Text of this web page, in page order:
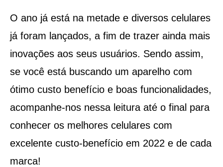
O ano já está na metade e diversos celulares
já foram lançados, a fim de trazer ainda mais
inovações aos seus usuários. Sendo assim,
se você está buscando um aparelho com
ótimo custo benefício e boas funcionalidades,
acompanhe-nos nessa leitura até o final para
conhecer os melhores celulares com
excelente custo-benefício em 2022 e de cada
marca!